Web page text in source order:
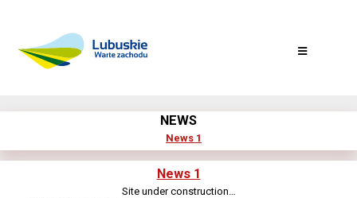
NEWS
News 1
News 1
Site under construction…